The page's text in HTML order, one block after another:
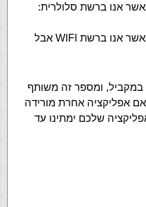
אנו ברשת סלולרית:
גודל קובץ מקסימלי להורדה כאשר אנו ברשת WIFI אבל
היותר 2 העברות במקביל, ומספר זה משותף
אפליקציה אחרת מורידה
שלכם ימתינו עד